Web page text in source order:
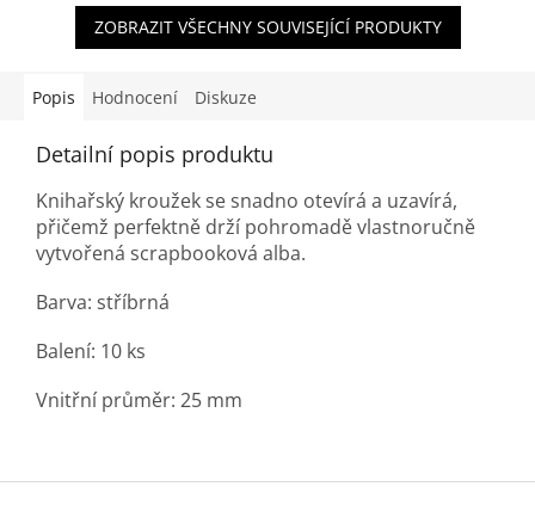
ZOBRAZIT VŠECHNY SOUVISEJÍCÍ PRODUKTY
Popis Hodnocení Diskuze
Detailní popis produktu
Knihařský kroužek se snadno otevírá a uzavírá,
přičemž perfektně drží pohromadě vlastnoručně
vytvořená scrapbooková alba.
Barva: stříbrná
Balení: 10 ks
Vnitřní průměr: 25 mm
Z